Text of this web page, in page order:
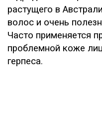
растущего в
волос и очень
Часто применяется
проблемной коже
герпеса.